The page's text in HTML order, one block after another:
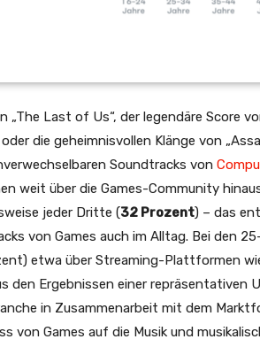
„The Last of Us“, der legendäre Score
die geheimnisvollen Klänge von
Soundtracks von
weit über die Games-Community
jeder Dritte (32 Prozent) – das
von Games auch im Alltag. Bei den
etwa über Streaming-Plattformen
den Ergebnissen einer repräsentativen
in Zusammenarbeit mit dem
von Games auf die Musik und